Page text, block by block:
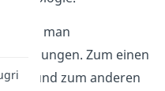
man
Beziehungen. Zum einen
und zum anderen